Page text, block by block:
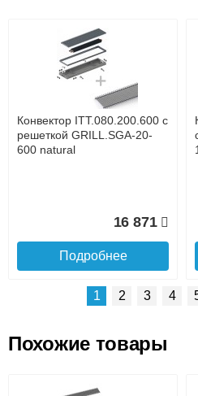
Доставка сантехники по
Наличный расчёт
Банковской картой на
времени
Банковской картой при
доставке, так и
Интернет-деньгами
Qiwi-кошельки и другие).
Безналичный расчёт
Конвектор ITT.080.200.600 с
решеткой GRILL.SGA-20-
600 natural
16 871
Подробнее
Конвектор ITT.080.200.1300
1 2 3 4
Похожие товары